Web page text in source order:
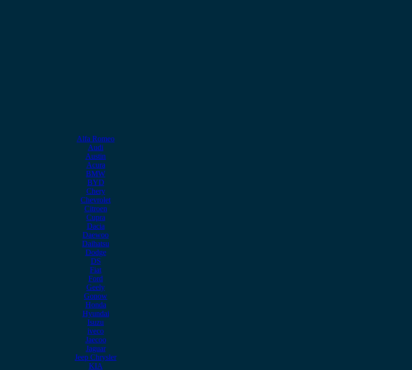
Alfa Romeo
Audi
Austin
Acura
BMW
BYD
Chery
Chevrolet
Citroen
Cupra
Dacia
Daewoo
Daihatsu
Dodge
DS
Fiat
Ford
Geely
Gonow
Honda
Hyundai
Isuzu
iveco
Jaecoo
Jaguar
Jeep Chrysler
KIA